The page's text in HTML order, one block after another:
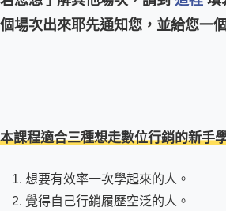
個場次出來耶先通知您，並給您一
本課程適合三種想走數位行銷的新手
想要有效率一次學起來的人。
覺得自己行銷履歷空泛的人。